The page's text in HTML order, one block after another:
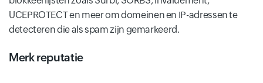
UCEPROTECT en meer om domeinen en IP-adressen te
detecteren die als spam zijn gemarkeerd.
Merk reputatie